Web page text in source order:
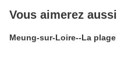
Vous aimerez aussi
Meung-sur-Loire--La plage